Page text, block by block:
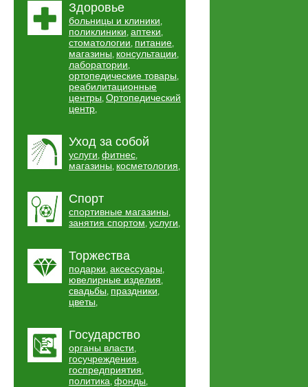
Здоровье
больницы и клиники,
поликлиники, аптеки,
стоматологии, питание,
магазины, консультации,
лаборатории,
ортопедические товары,
реабилитационные
центры, Ортопедический
центр,
Уход за собой
услуги, фитнес,
магазины, косметология,
Спорт
спортивные магазины,
занятия спортом, услуги,
Торжества
подарки, аксессуары,
ювелирные изделия,
свадьбы, праздники,
цветы,
Государство
органы власти,
госучреждения,
госпредприятия,
политика, фонды,